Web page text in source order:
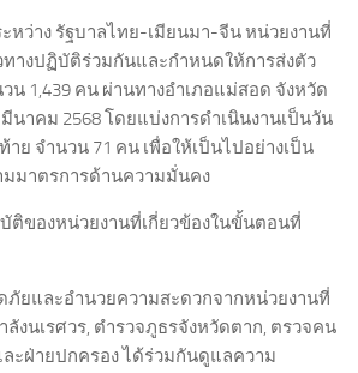
หว่าง รัฐบาลไทย-เมียนมา-จีน หน่วยงานที่
ทางปฏิบัติร่วมกันและกำหนดให้การส่งตัว
1,439 คน ผ่านทางอำเภอแม่สอด จังหวัด
นาคม 2568 โดยแบ่งการดำเนินงานเป็นวัน
าย จำนวน 71 คน เพื่อให้เป็นไปอย่างเป็น
มมาตรการด้านความมั่นคง
ติของหน่วยงานที่เกี่ยวข้องในขั้นตอนที่
ภัยและอำนวยความสะดวกจากหน่วยงานที่
ลังนเรศวร, ตำรวจภูธรจังหวัดตาก, ตรวจคน
ละฝ่ายปกครอง ได้ร่วมกันดูแลความ